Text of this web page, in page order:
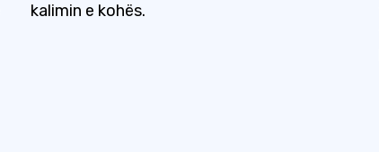
kalimin e kohës.